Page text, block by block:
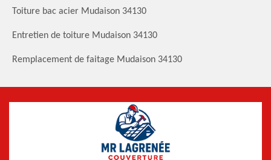
Toiture bac acier Mudaison 34130
Entretien de toiture Mudaison 34130
Remplacement de faitage Mudaison 34130